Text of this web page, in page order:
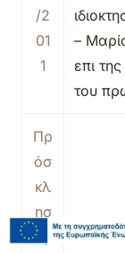
/2
01
1
–
επι
του
Πρ
όσ
κλ
ησ